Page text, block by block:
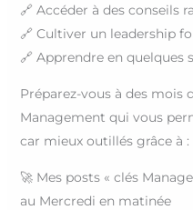
🔗 Accéder à des conseils
🔗 Cultiver un leadership
🔗 Apprendre en quelques
Préparez-vous à des mois
Management qui vous
car mieux outillés grâce à :
🚀 Mes posts « clés
au Mercredi en matinée